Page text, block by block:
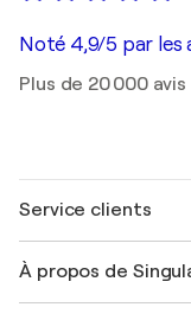
Noté 4,9/5 par les
Plus de 20 000
Service clients
Expédition
À propos de